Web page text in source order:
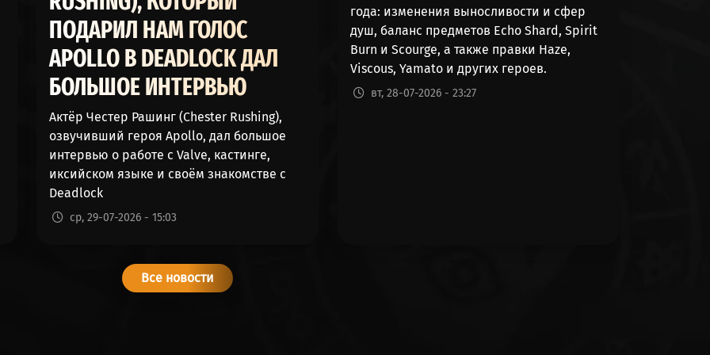
47% 52% 192621
47% 52% 128973
47% 52% 254551
46% 53%
46%
45% 54%
ПОДАРИЛ НАМ ГОЛОС
APOLLO В DEADLOCK ДАЛ
БОЛЬШОЕ ИНТЕРВЬЮ
Актёр Честер Рашинг (Chester Rushing),
озвучивший героя Apollo, дал большое
интервью о работе с Valve, кастинге,
иксийском языке и своём знакомстве с
Deadlock
ср, 29-07-2026 - 15:03
года: изменения выносливости и сфер
душ, баланс предметов Echo Shard, Spirit
Burn и Scourge, а также правки Haze,
Viscous, Yamato и других героев.
вт, 28-07-2026 - 23:27
Все новости